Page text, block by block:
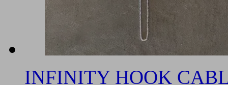
INFINITY HOOK